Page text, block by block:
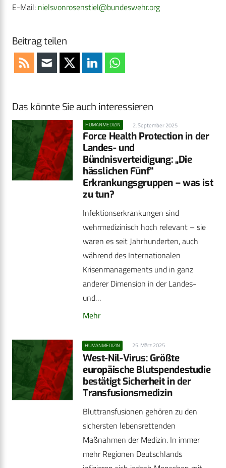
E-Mail: nielsvonrosenstiel@bundeswehr.org
Beitrag teilen
Das könnte Sie auch interessieren
HUMANMEDIZIN 2. September 2025
Force Health Protection in der
Landes- und
Bündnisverteidigung: „Die
hässlichen Fünf“
Erkrankungsgruppen – was ist
zu tun?
Infektionserkrankungen sind
wehrmedizinisch hoch relevant – sie
waren es seit Jahrhunderten, auch
während des Internationalen
Krisenmanagements und in ganz
anderer Dimension in der Landes-
und…
Mehr
HUMANMEDIZIN 25. März 2025
West-Nil-Virus: Größte
europäische Blutspendestudie
bestätigt Sicherheit in der
Transfusionsmedizin
Bluttransfusionen gehören zu den
sichersten lebensrettenden
Maßnahmen der Medizin. In immer
mehr Regionen Deutschlands